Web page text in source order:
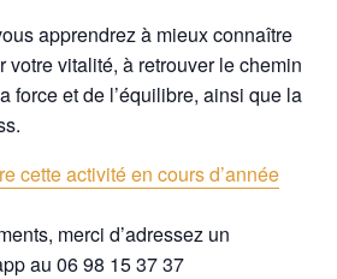
apprendrez à mieux connaître
votre vitalité, à retrouver le chemin
force et de l’équilibre, ainsi que la
cette activité en cours d’année
merci d’adressez un
au 06 98 15 37 37